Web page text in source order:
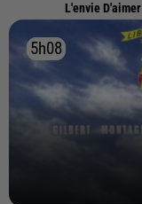
L'envie D'aimer
5h08
5h08